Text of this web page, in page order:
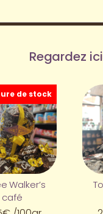
Regardez
de stock
Walker’s
café